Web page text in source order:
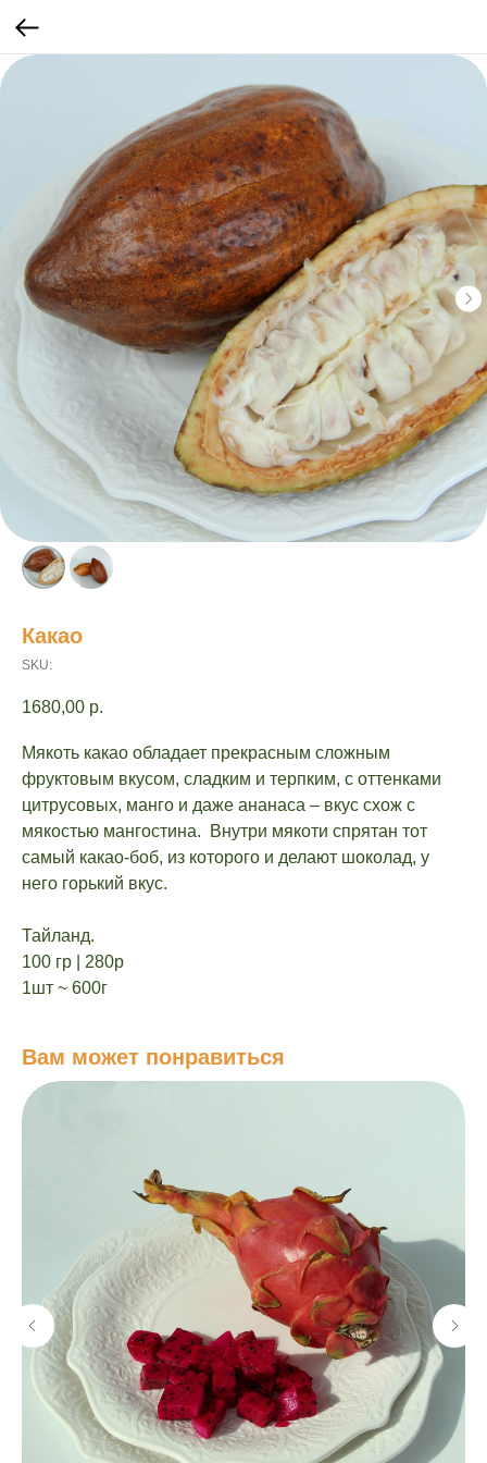
Какао
SKU:
1680,00 р.
Мякоть какао обладает прекрасным сложным
фруктовым вкусом, сладким и терпким, с оттенками
цитрусовых, манго и даже ананаса – вкус схож с
мякостью мангостина. Внутри мякоти спрятан тот
самый какао-боб, из которого и делают шоколад, у
него горький вкус.
Тайланд.
100 гр | 280р
1шт ~ 600г
Вам может понравиться